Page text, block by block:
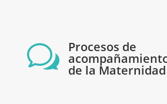
w Procesos de
de la Maternidad